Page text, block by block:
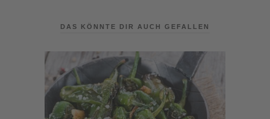
DAS KÖNNTE DIR AUCH GEFALLEN